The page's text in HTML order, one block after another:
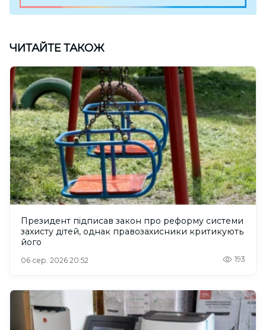
ЧИТАЙТЕ ТАКОЖ
Президент підписав закон про реформу системи
захисту дітей, однак правозахисники критикують
його
06 сер. 2026 20:52 193